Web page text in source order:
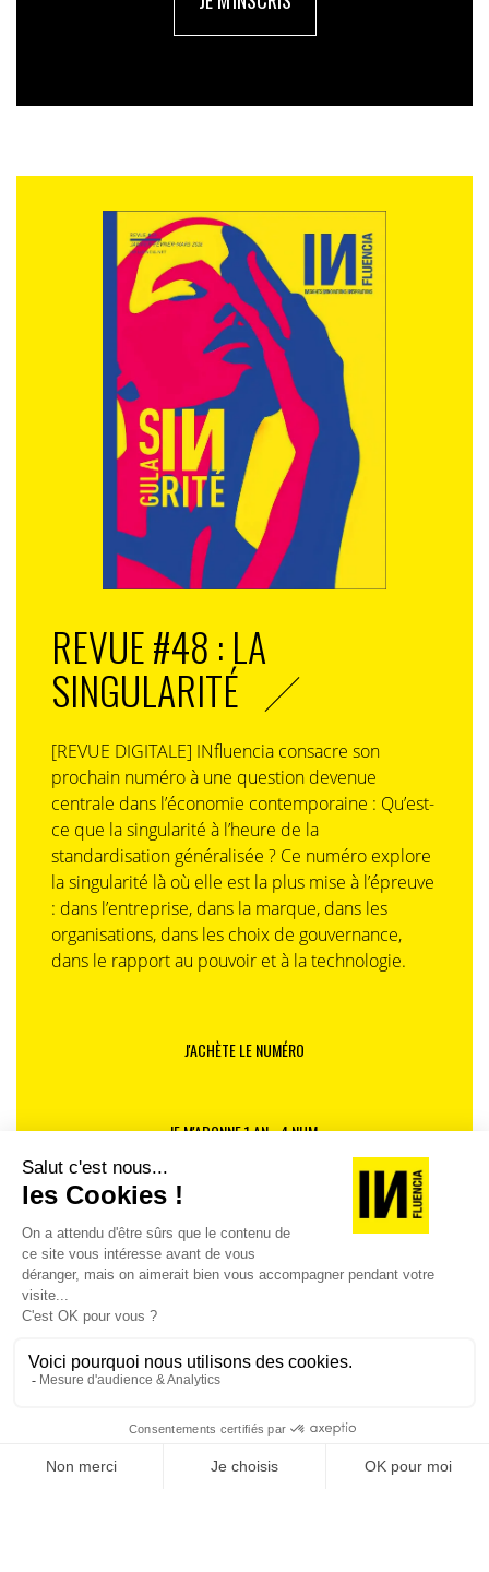
REVUE #48 : LA
SINGULARITÉ
[REVUE DIGITALE] INfluencia consacre son
prochain numéro à une question devenue
centrale dans l’économie contemporaine : Qu’est-
ce que la singularité à l’heure de la
standardisation généralisée ? Ce numéro explore
la singularité là où elle est la plus mise à l’épreuve
: dans l’entreprise, dans la marque, dans les
organisations, dans les choix de gouvernance,
dans le rapport au pouvoir et à la technologie.
J'ACHÈTE LE NUMÉRO
JE M'ABONNE 1 AN - 4 NUM.
JE DÉCOUVRE LES NUMÉROS PRÉCÉDENTS
Je suis déjà abonné(e) :je consulte la revue en